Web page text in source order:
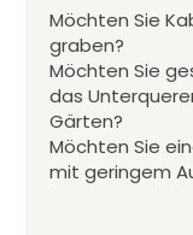
Möchten Sie
graben?
Möchten Sie
das
Gärten?
Möchten Sie
mit geringem